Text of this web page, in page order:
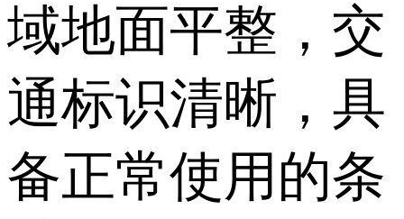
域地面平整，交
通标识清晰，具
备正常使用的条